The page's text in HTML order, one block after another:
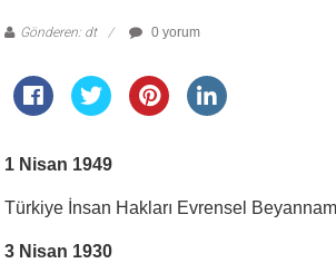
Gönderen: dt 0 yorum
1 Nisan 1949
Türkiye İnsan Hakları Evrensel
3 Nisan 1930